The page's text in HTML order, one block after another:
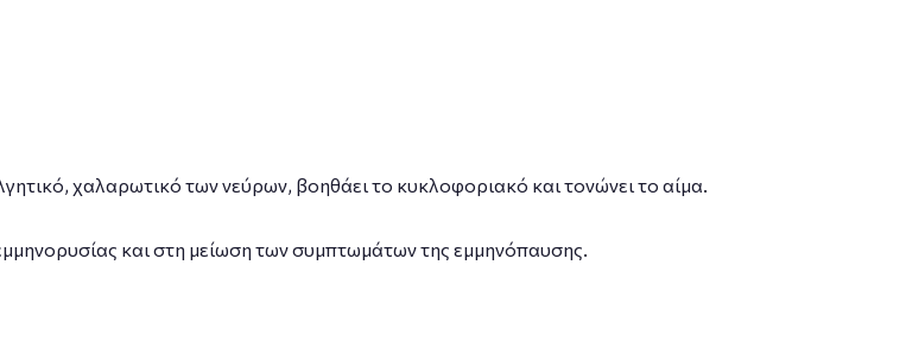
χαλαρωτικό των νεύρων, βοηθάει το κυκλοφοριακό και τονώνει το αίμα.
και στη μείωση των συμπτωμάτων της εμμηνόπαυσης.